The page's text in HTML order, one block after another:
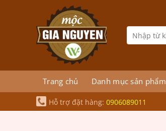
Tìm
kiếm:
Trang chủ Danh mục sản phẩm
Hỗ trợ đặt hàng: 0906089011